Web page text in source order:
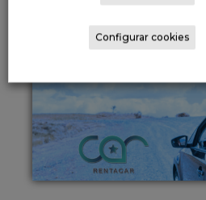
Configurar cookies